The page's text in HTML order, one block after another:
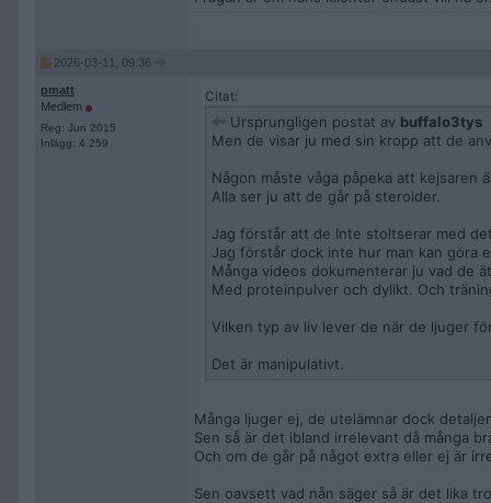
2026-03-11, 09:36
pmatt
Medlem
Reg: Jun 2015
Inlägg: 4 259
Citat:
Ursprungligen postat av buffalo3tys
Men de visar ju med sin kropp att de
Någon måste våga påpeka att kejsaren
Alla ser ju att de går på steroider.
Jag förstår att de Inte stoltserar med det.
Jag förstår dock inte hur man kan göra
Många videos dokumenterar ju vad de
Med proteinpulver och dylikt. Och
Vilken typ av liv lever de när de ljuger
Det är manipulativt.
Många ljuger ej, de utelämnar dock
Sen så är det ibland irrelevant då många
Och om de går på något extra eller ej är
Sen oavsett vad nån säger så är det lika